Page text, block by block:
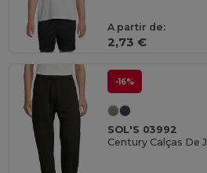
A partir de:
2,73 €
-16%
SOL'S 03992
Century Calças De